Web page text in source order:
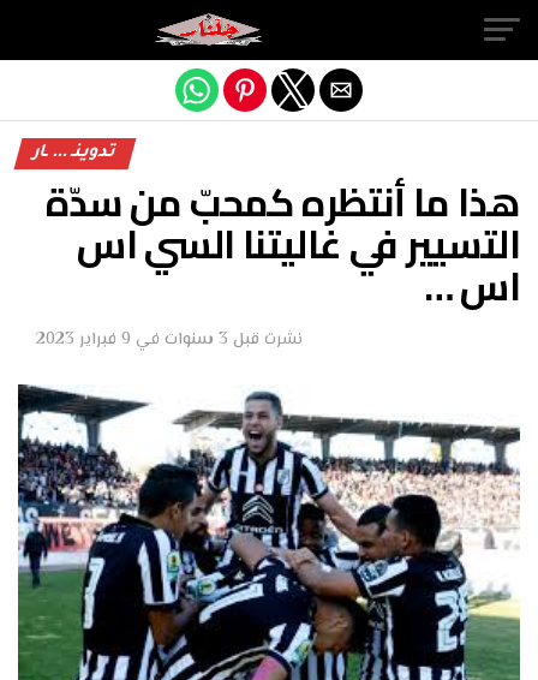
تدوينـ ... ـار
هذا ما أنتظره كمحبّ من سدّة
التسيير في غاليتنا السي اس
اس …
نشرت قبل 3 سنوات في 9 فبراير 2023
Exit mobile version